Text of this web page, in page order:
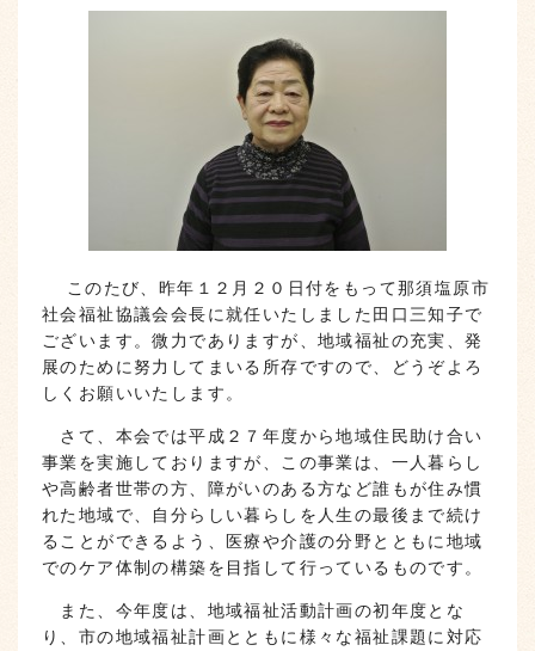
このたび、昨年１２月２０日付をもって那須塩原市
社会福祉協議会会長に就任いたしました田口三知子で
ございます。微力でありますが、地域福祉の充実、発
展のために努力してまいる所存ですので、どうぞよろ
しくお願いいたします。
さて、本会では平成２７年度から地域住民助け合い
事業を実施しておりますが、この事業は、一人暮らし
や高齢者世帯の方、障がいのある方など誰もが住み慣
れた地域で、自分らしい暮らしを人生の最後まで続け
ることができるよう、医療や介護の分野とともに地域
でのケア体制の構築を目指して行っているものです。
また、今年度は、地域福祉活動計画の初年度とな
り、市の地域福祉計画とともに様々な福祉課題に対応